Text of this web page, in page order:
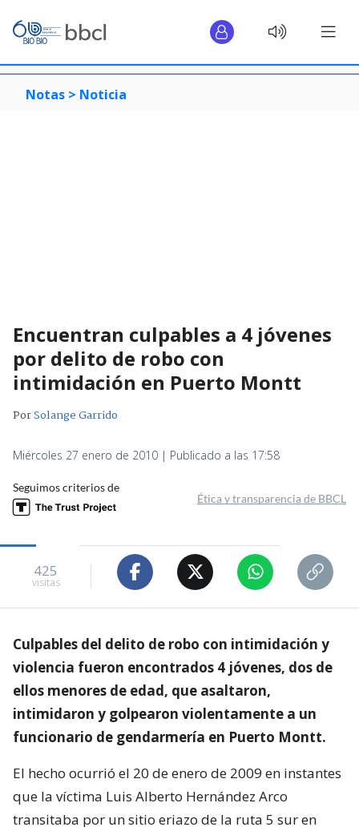
Notas > Noticia
Encuentran culpables a 4 jóvenes
por delito de robo con
intimidación en Puerto Montt
PorSolange Garrido
Miércoles 27 enero de 2010 | Publicado a las 17:58
Seguimos criterios de
Ética y transparencia de BBCL
425
visitas
Culpables del delito de robo con intimidación y
violencia fueron encontrados 4 jóvenes, dos de
ellos menores de edad, que asaltaron,
intimidaron y golpearon violentamente a un
funcionario de gendarmería en Puerto Montt.
El hecho ocurrió el 20 de enero de 2009 en instantes
que la víctima Luis Alberto Hernández Arco
transitaba por un sitio eriazo de la ruta 5 sur en